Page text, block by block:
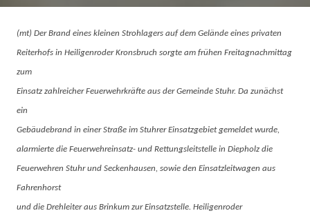
(mt) Der Brand eines kleinen Strohlagers auf dem Gelände eines privaten
Reiterhofs in Heiligenroder Kronsbruch sorgte am frühen Freitagnachmittag
zum
Einsatz zahlreicher Feuerwehrkräfte aus der Gemeinde Stuhr. Da zunächst
ein
Gebäudebrand in einer Straße im Stuhrer Einsatzgebiet gemeldet wurde,
alarmierte die Feuerwehreinsatz- und Rettungsleitstelle in Diepholz die
Feuerwehren Stuhr und Seckenhausen, sowie den Einsatzleitwagen aus
Fahrenhorst
und die Drehleiter aus Brinkum zur Einsatzstelle. Heiligenroder